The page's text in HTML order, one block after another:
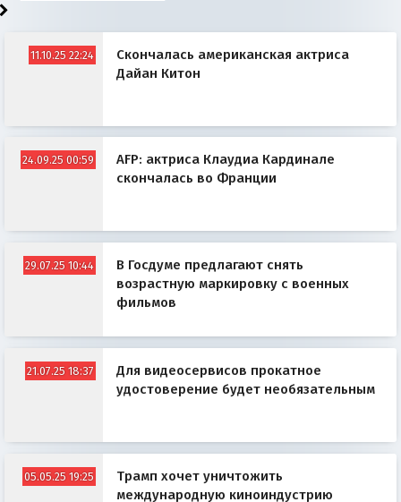
11.10.25 22:24
Скончалась американская актриса
Дайан Китон
24.09.25 00:59
AFP: актриса Клаудиа Кардинале
скончалась во Франции
29.07.25 10:44
В Госдуме предлагают снять
возрастную маркировку с военных
фильмов
21.07.25 18:37
Для видеосервисов прокатное
удостоверение будет необязательным
05.05.25 19:25
Трамп хочет уничтожить
международную киноиндустрию